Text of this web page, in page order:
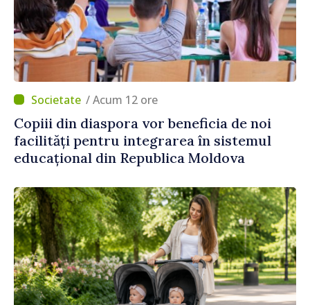
/ Acum 12 ore
Copiii din diaspora vor beneficia de noi
facilități pentru integrarea în sistemul
educațional din Republica Moldova